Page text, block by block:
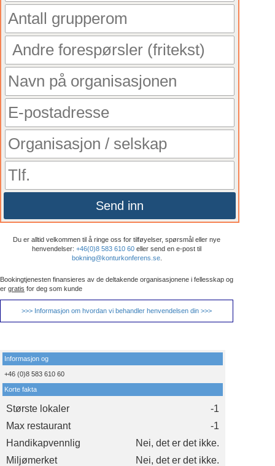
Send inn
Du er alltid velkommen til å ringe oss for tilføyelser, spørsmål eller nye
henvendelser: +46(0)8 583 610 60 eller send en e-post til
bokning@konturkonferens.se.
Bookingtjenesten finansieres av de deltakende organisasjonene i fellesskap og
er gratis for deg som kunde
>>> Informasjon om hvordan vi behandler henvendelsen din >>>
Informasjon og
+46 (0)8 583 610 60
Korte fakta
Største lokaler
-1
Max restaurant
-1
Handikapvennlig
Nei, det er det ikke.
Miljømerket
Nei, det er det ikke.